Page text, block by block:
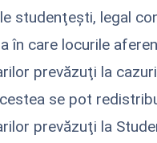
studenţeşti, legal
în care locurile
prevăzuţi la
se pot
prevăzuţi la